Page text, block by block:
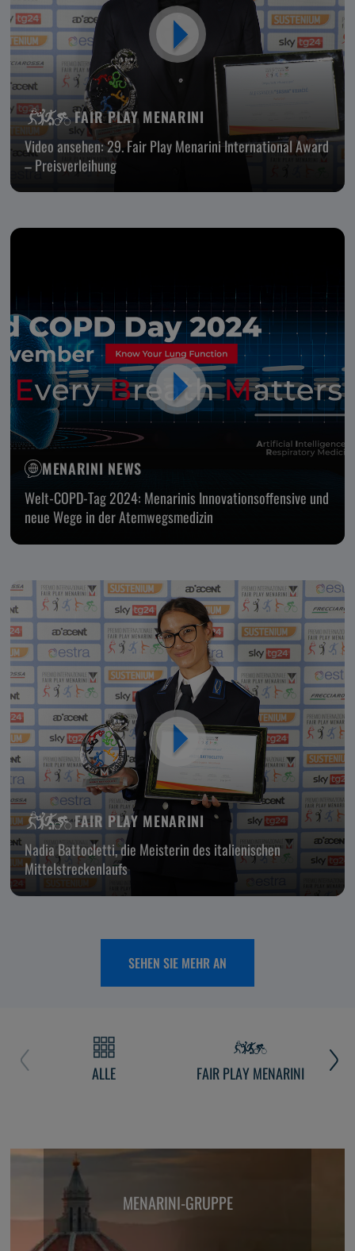
FAIR PLAY MENARINI
Video ansehen: 29. Fair Play Menarini International Award
– Preisverleihung
MENARINI NEWS
Welt-COPD-Tag 2024: Menarinis Innovationsoffensive und
neue Wege in der Atemwegsmedizin
FAIR PLAY MENARINI
Nadia Battocletti, die Meisterin des italienischen
Mittelstreckenlaufs
SEHEN SIE MEHR AN
ALLE FAIR PLAY MENARINI
MENARINI-GRUPPE